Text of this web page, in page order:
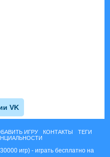
VK
ИГРУ КОНТАКТЫ
ТЕГИ
игр) - играть бесплатно на